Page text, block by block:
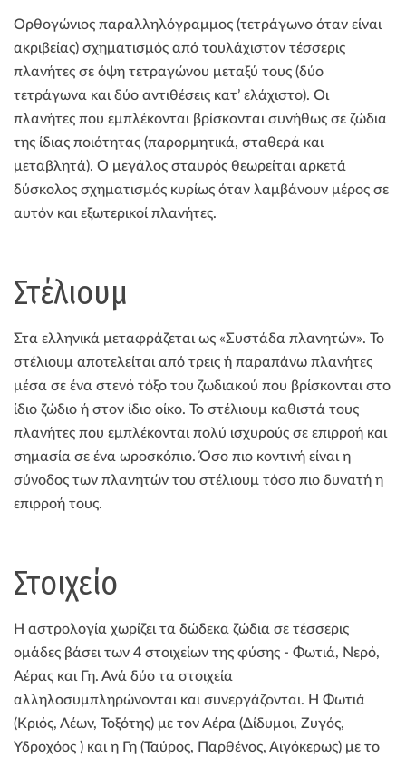
Ορθογώνιος παραλληλόγραμμος (τετράγωνο όταν είναι
ακριβείας) σχηματισμός από τουλάχιστον τέσσερις
πλανήτες σε όψη τετραγώνου μεταξύ τους (δύο
τετράγωνα και δύο αντιθέσεις κατ’ ελάχιστο). Οι
πλανήτες που εμπλέκονται βρίσκονται συνήθως σε ζώδια
της ίδιας ποιότητας (παρορμητικά, σταθερά και
μεταβλητά). Ο μεγάλος σταυρός θεωρείται αρκετά
δύσκολος σχηματισμός κυρίως όταν λαμβάνουν μέρος σε
αυτόν και εξωτερικοί πλανήτες.
Στέλιουμ
Στα ελληνικά μεταφράζεται ως «Συστάδα πλανητών». Το
στέλιουμ αποτελείται από τρεις ή παραπάνω πλανήτες
μέσα σε ένα στενό τόξο του ζωδιακού που βρίσκονται στο
ίδιο ζώδιο ή στον ίδιο οίκο. Το στέλιουμ καθιστά τους
πλανήτες που εμπλέκονται πολύ ισχυρούς σε επιρροή και
σημασία σε ένα ωροσκόπιο. Όσο πιο κοντινή είναι η
σύνοδος των πλανητών του στέλιουμ τόσο πιο δυνατή η
επιρροή τους.
Στοιχείo
Η αστρολογία χωρίζει τα δώδεκα ζώδια σε τέσσερις
ομάδες βάσει των 4 στοιχείων της φύσης - Φωτιά, Νερό,
Αέρας και Γη. Ανά δύο τα στοιχεία
αλληλοσυμπληρώνονται και συνεργάζονται. Η Φωτιά
(Κριός, Λέων, Τοξότης) με τον Αέρα (Δίδυμοι, Ζυγός,
Υδροχόος ) και η Γη (Ταύρος, Παρθένος, Αιγόκερως) με το